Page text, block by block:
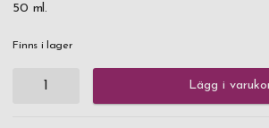
50 ml.
Finns i lager
Lägg i